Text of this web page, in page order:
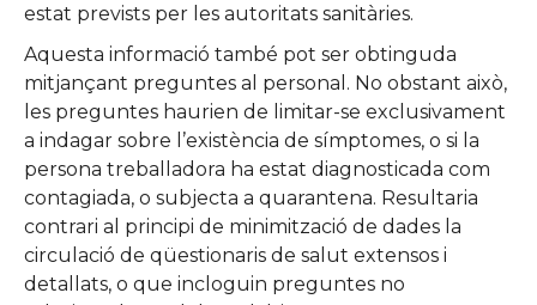
estat prevists per les autoritats sanitàries.
Aquesta informació també pot ser obtinguda
mitjançant preguntes al personal. No obstant això,
les preguntes haurien de limitar-se exclusivament
a indagar sobre l’existència de símptomes, o si la
persona treballadora ha estat diagnosticada com
contagiada, o subjecta a quarantena. Resultaria
contrari al principi de minimització de dades la
circulació de qüestionaris de salut extensos i
detallats, o que incloguin preguntes no